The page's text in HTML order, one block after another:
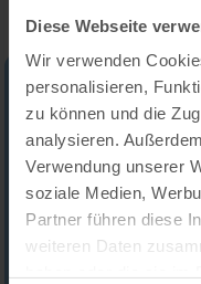
Diese Webseite
Wir verwenden
personalisieren,
zu können und die
analysieren.
Verwendung unserer
soziale Medien,
Partner führen diese
weiteren Daten